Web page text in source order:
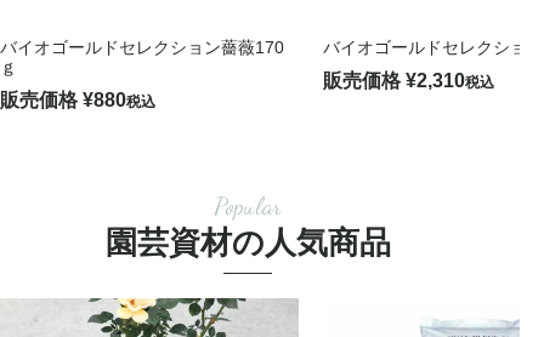
バイオゴールドセレクション薔薇170
ｇ
販売価格 ¥880税込
バイオゴールドセレクショ
販売価格 ¥2,310税込
Popular
園芸資材の人気商品